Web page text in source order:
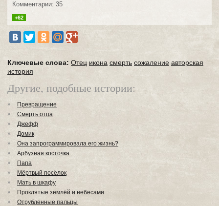
Комментарии: 35
+62
Ключевые слова: Отец икона смерть сожаление авторская
история
Другие, подобные истории:
Превращение
Смерть отца
Джефф
Домик
Она запрограммировала его жизнь?
Арбузная косточка
Папа
Мёртвый посёлок
Мать в шкафу
Проклятые землёй и небесами
Отрубленные пальцы